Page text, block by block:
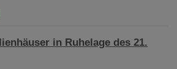
in Ruhelage des 21.